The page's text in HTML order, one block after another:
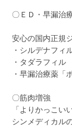
〇ＥＤ・早漏治
安心の国内正規
・シルデナフィ
・タダラフィル
・早漏治療薬「
〇筋肉増強
「よりかっこ
シンメディカル